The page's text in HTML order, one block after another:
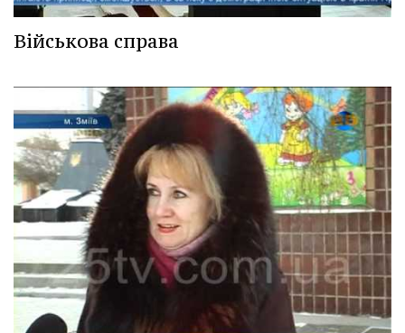
Військова справа